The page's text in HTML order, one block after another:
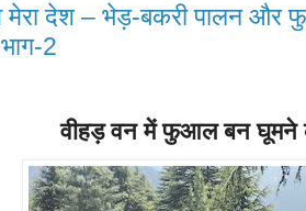
मेरा देश – भेड़-बकरी पालन और
2
वीहड़ वन में फुआल बन घूमने